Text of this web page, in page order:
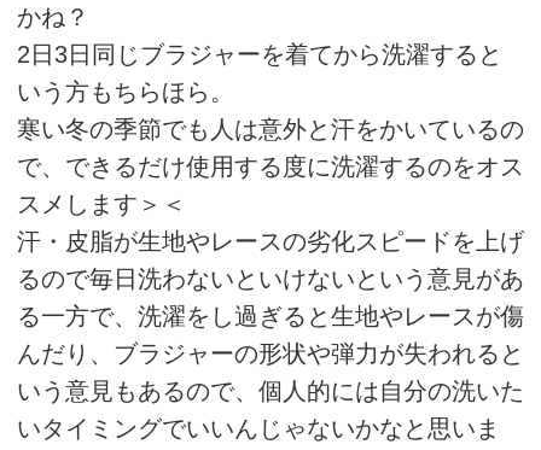
かね？
2日3日同じブラジャーを着てから洗濯すると
いう方もちらほら。
寒い冬の季節でも人は意外と汗をかいているの
で、できるだけ使用する度に洗濯するのをオス
スメします＞＜
汗・皮脂が生地やレースの劣化スピードを上げ
るので毎日洗わないといけないという意見があ
る一方で、洗濯をし過ぎると生地やレースが傷
んだり、ブラジャーの形状や弾力が失われると
いう意見もあるので、個人的には自分の洗いた
いタイミングでいいんじゃないかなと思いま